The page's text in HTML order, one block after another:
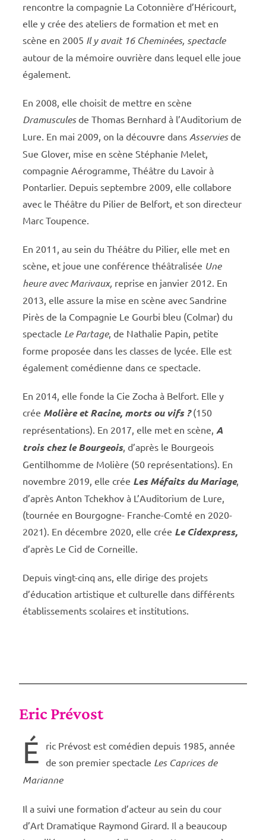
rencontre la compagnie La Cotonnière d’Héricourt,
elle y crée des ateliers de formation et met en
scène en 2005 Il y avait 16 Cheminées, spectacle
autour de la mémoire ouvrière dans lequel elle joue
également.
En 2008, elle choisit de mettre en scène
Dramusculesde Thomas Bernhard à l’Auditorium de
Lure. En mai 2009, on la découvre dans Asserviesde
Sue Glover, mise en scène Stéphanie Melet,
compagnie Aérogramme, Théâtre du Lavoir à
Pontarlier. Depuis septembre 2009, elle collabore
avec le Théâtre du Pilier de Belfort, et son directeur
Marc Toupence.
En 2011, au sein du Théâtre du Pilier, elle met en
scène, et joue une conférence théâtralisée Une
heure avec Marivaux, reprise en janvier 2012. En
2013, elle assure la mise en scène avec Sandrine
Pirès de la Compagnie Le Gourbi bleu (Colmar) du
spectacle Le Partage, de Nathalie Papin, petite
forme proposée dans les classes de lycée. Elle est
également comédienne dans ce spectacle.
En 2014, elle fonde la Cie Zocha à Belfort. Elle y
crée Molière et Racine, morts ou vifs ? (150
représentations). En 2017, elle met en scène, A
trois chez le Bourgeois, d’après le Bourgeois
Gentilhomme de Molière (50 représentations). En
novembre 2019, elle crée Les Méfaits du Mariage,
d’après Anton Tchekhov à L’Auditorium de Lure,
(tournée en Bourgogne- Franche-Comté en 2020-
2021). En décembre 2020, elle crée Le Cidexpress,
d’après Le Cid de Corneille.
Depuis vingt-cinq ans, elle dirige des projets
d’éducation artistique et culturelle dans différents
établissements scolaires et institutions.
Eric Prévost
É
ric Prévost est comédien depuis 1985, année
de son premier spectacle Les Caprices de
Marianne
Il a suivi une formation d’acteur au sein du cour
d’Art Dramatique Raymond Girard. Il a beaucoup